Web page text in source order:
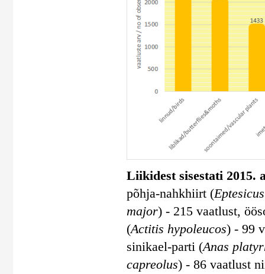
Liikidest sisestati 2015.
põhja-nahkhiirt (
major) - 215 vaatlust,
(Actitis hypoleucos) - 99
sinikael-parti (Anas
capreolus) - 86 vaatlust